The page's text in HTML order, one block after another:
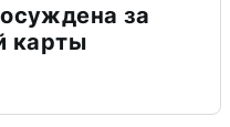
за
карты